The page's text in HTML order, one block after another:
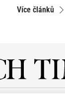
Více článků